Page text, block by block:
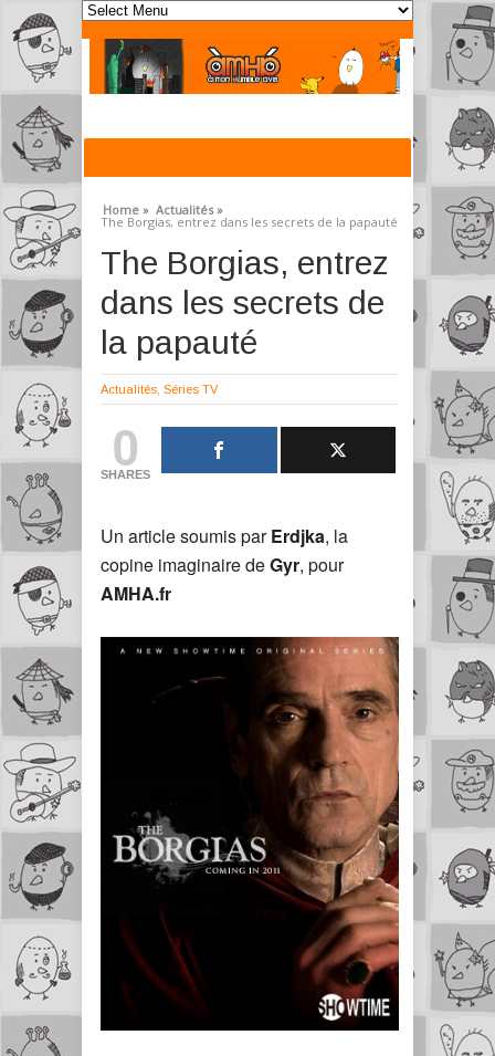
Home » Actualités »
The Borgias, entrez dans les secrets de la papauté
The Borgias, entrez
dans les secrets de
la papauté
Actualités Séries TV
0
SHARES
Un article soumis parErdjka, la
copine imaginaire deGyr, pour
AMHA.fr